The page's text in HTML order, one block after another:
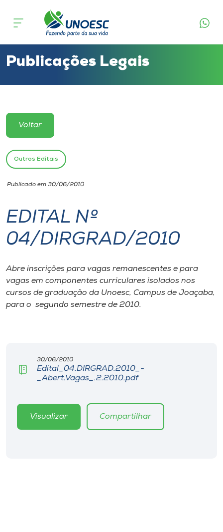
Cursos
Atendimento ao Estudante
Portal de Ensino
Unoesc
Internacionalização
I.nova
Diplomados
Cultura
Biblioteca
Publicações Legais
Voltar
Outros Editais
Publicado em 30/06/2010
EDITAL Nº
04/DIRGRAD/2010
Abre inscrições para vagas remanescentes e para
vagas em componentes curriculares isolados nos
cursos de graduação da Unoesc, Campus de Joaçaba,
para o segundo semestre de 2010.
30/06/2010
Edital_04.DIRGRAD.2010_-
_Abert.Vagas_.2.2010.pdf
Visualizar Compartilhar